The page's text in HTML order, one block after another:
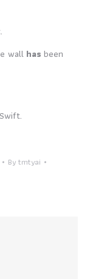
wall has been
Bytmtyai